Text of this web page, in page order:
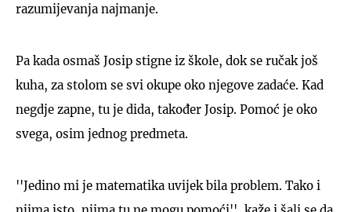
razumijevanja najmanje.
Pa kada osmaš Josip stigne iz škole, dok se ručak još
kuha, za stolom se svi okupe oko njegove zadaće. Kad
negdje zapne, tu je dida, također Josip. Pomoć je oko
svega, osim jednog predmeta.
''Jedino mi je matematika uvijek bila problem. Tako i